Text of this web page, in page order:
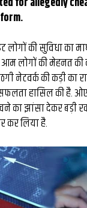
लोगों की सुविधा का
लोगों की मेहनत
नेटवर्क की कड़ी
हासिल की है.
का झांसा देकर बड़ी
कर लिया है.
की
देश